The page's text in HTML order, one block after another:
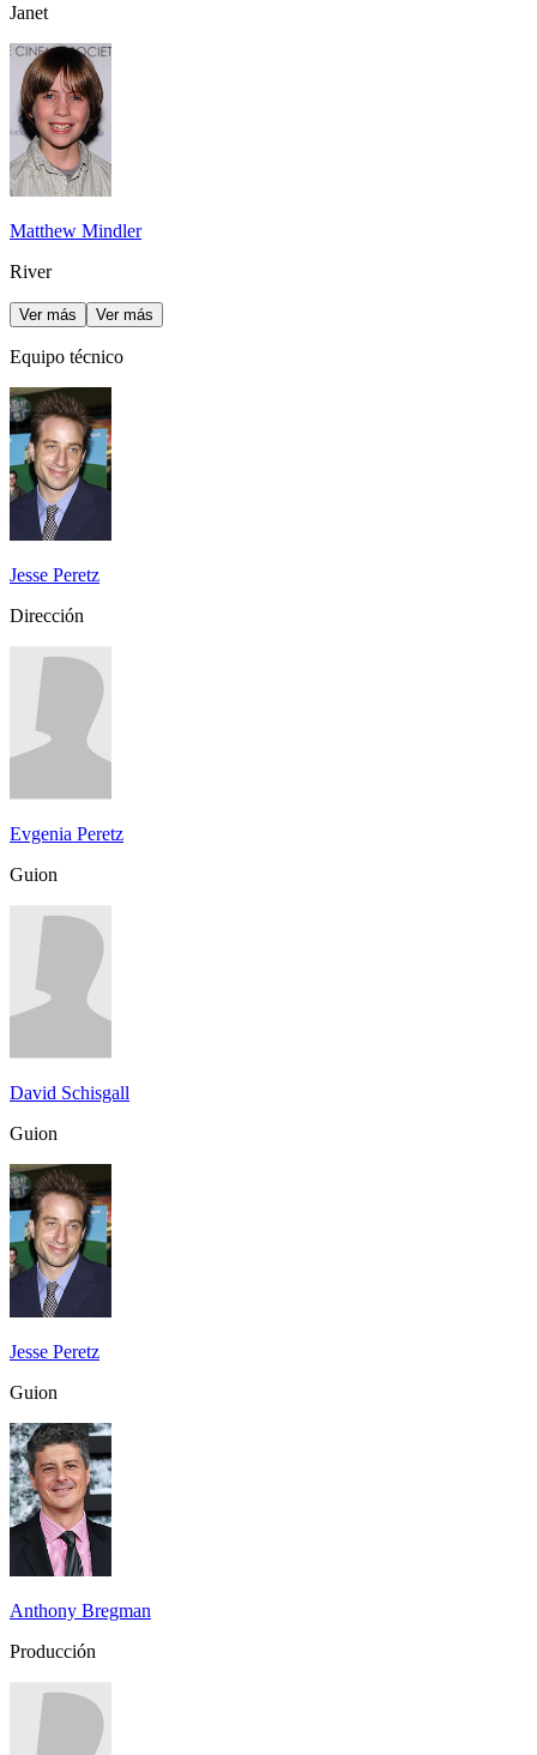
Janet
Matthew Mindler
River
Ver más Ver más
Equipo técnico
Jesse Peretz
Dirección
Evgenia Peretz
Guion
David Schisgall
Guion
Jesse Peretz
Guion
Anthony Bregman
Producción